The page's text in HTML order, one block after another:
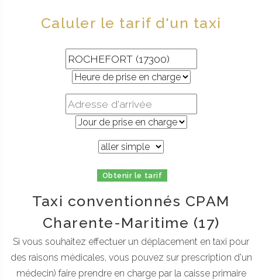
Caluler le tarif d'un taxi
Obtenir le tarif
Taxi conventionnés CPAM
Charente-Maritime (17)
Si vous souhaitez effectuer un déplacement en taxi pour
des raisons médicales, vous pouvez sur prescription d'un
médecin) faire prendre en charge par la caisse primaire